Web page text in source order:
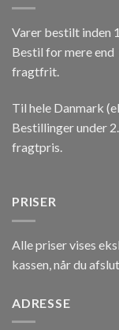
Varer bestilt inden
Bestil for mere end
fragtfrit.
Til hele Danmark
Bestillinger under
fragtpris.
PRISER
Alle priser vises
kassen, når du
ADRESSE